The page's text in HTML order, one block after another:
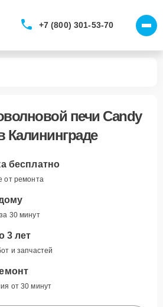
+7 (800) 301-53-70
печи Candy
Калининграде
бесплатно
от ремонта
30 минут
3 лет
и запчастей
от 30 минут